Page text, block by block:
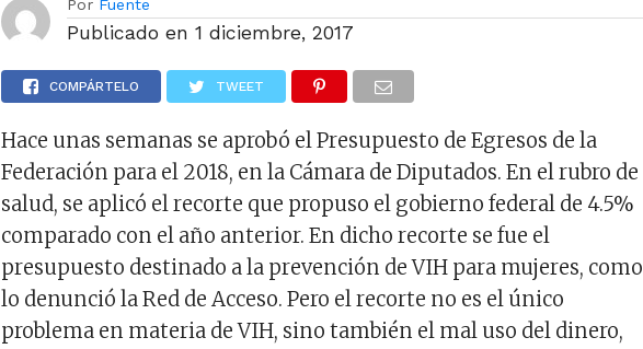
Por Fuente
Publicado en 1 diciembre, 2017
COMPÁRTELO TWEET
Hace unas semanas se aprobó el Presupuesto de Egresos de la
Federación para el 2018, en la Cámara de Diputados. En el rubro de
salud, se aplicó el recorte que propuso el gobierno federal de 4.5%
comparado con el año anterior. En dicho recorte se fue el
presupuesto destinado a la prevención de VIH para mujeres, como
lo denunció la Red de Acceso. Pero el recorte no es el único
problema en materia de VIH, sino también el mal uso del dinero,